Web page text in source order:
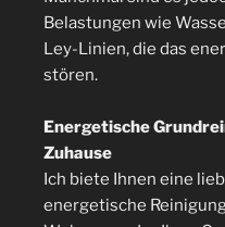
Belastungen wie
Ley-Linien, die das
stören.
Energetische
Zuhause
Ich biete Ihnen eine
energetische